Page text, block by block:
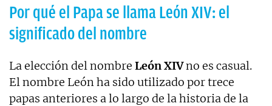
Por qué el Papa se llama León XIV: el
significado del nombre
La elección del nombre León XIVno es casual.
El nombre León ha sido utilizado por trece
papas anteriores a lo largo de la historia de la